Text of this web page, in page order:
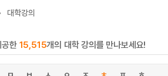
대학강의
공한 15,515개의 대학 강의를 만나보세요!